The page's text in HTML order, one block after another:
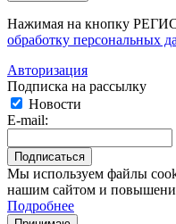
Нажимая на кнопку
обработку персональных
Авторизация
Подписка на рассылку
Новости
E-mail:
Мы используем файлы
нашим сайтом и
Подробнее